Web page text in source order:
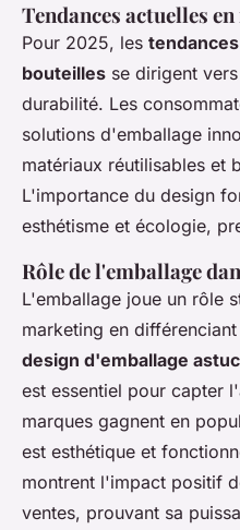
Tendances actuelles
Pour 2025, les
bouteilles se dirigent
durabilité. Les
solutions d'emballage
matériaux réutilisables et
L'importance du design
esthétisme et écologie,
Rôle de l'emballage
L'emballage joue un rôle
marketing en
design d'emballage
est essentiel pour capter
marques gagnent en
est esthétique et
montrent l'impact positif
ventes, prouvant sa